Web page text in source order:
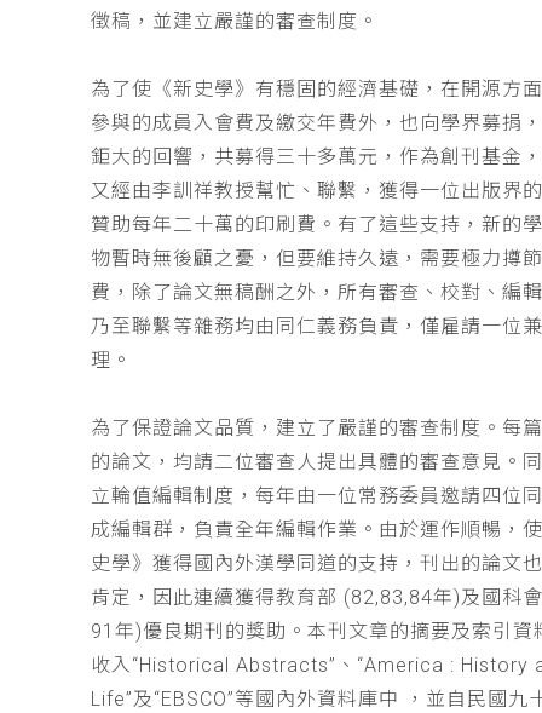
徵稿，並建立嚴謹的審查制度。
為了使《新史學》有穩固的經濟基礎，在開源方
參與的成員入會費及繳交年費外，也向學界募捐
鉅大的回響，共募得三十多萬元，作為創刊基金
又經由李訓祥教授幫忙、聯繫，獲得一位出版界
贊助每年二十萬的印刷費。有了這些支持，新的
物暫時無後顧之憂，但要維持久遠，需要極力撙
費，除了論文無稿酬之外，所有審查、校對、編
乃至聯繫等雜務均由同仁義務負責，僅雇請一位
理。
為了保證論文品質，建立了嚴謹的審查制度。每
的論文，均請二位審查人提出具體的審查意見。
立輪值編輯制度，每年由一位常務委員邀請四位
成編輯群，負責全年編輯作業。由於運作順暢，
史學》獲得國內外漢學同道的支持，刊出的論文
肯定，因此連續獲得教育部 (82,83,84年)及國科
91年)優良期刊的獎助。本刊文章的摘要及索引資
收入“Historical Abstracts”、“America : History
Life”及“EBSCO”等國內外資料庫中 ，並自民國九